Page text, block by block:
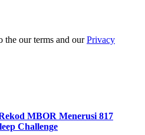
the our terms and ourPrivacy
MBOR Menerusi 817
Challenge